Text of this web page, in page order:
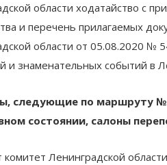
области ходатайство с
и перечень прилагаемых
области от 05.08.2020 №
и знаменательных событий в
следующие по маршруту №
состоянии, салоны
Ленинградской